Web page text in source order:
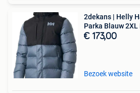
2dekans | Helly
Parka Blauw 2XL
€ 173,00
Bezoek website